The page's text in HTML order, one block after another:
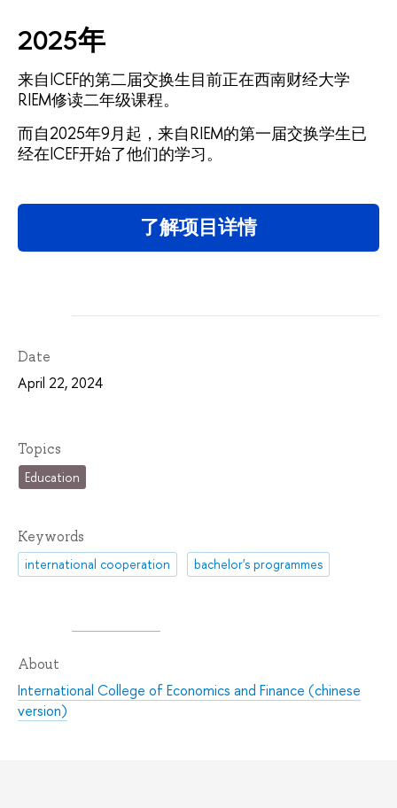
2025年
来自ICEF的第二届交换生目前正在西南财经大学
RIEM修读二年级课程。
而自2025年9月起，来自RIEM的第一届交换学生已
经在ICEF开始了他们的学习。
了解项目详情
Date
April 22, 2024
Topics
Education
Keywords
international cooperation bachelor's programmes
About
‍International College of Economics and Finance (chinese
version)